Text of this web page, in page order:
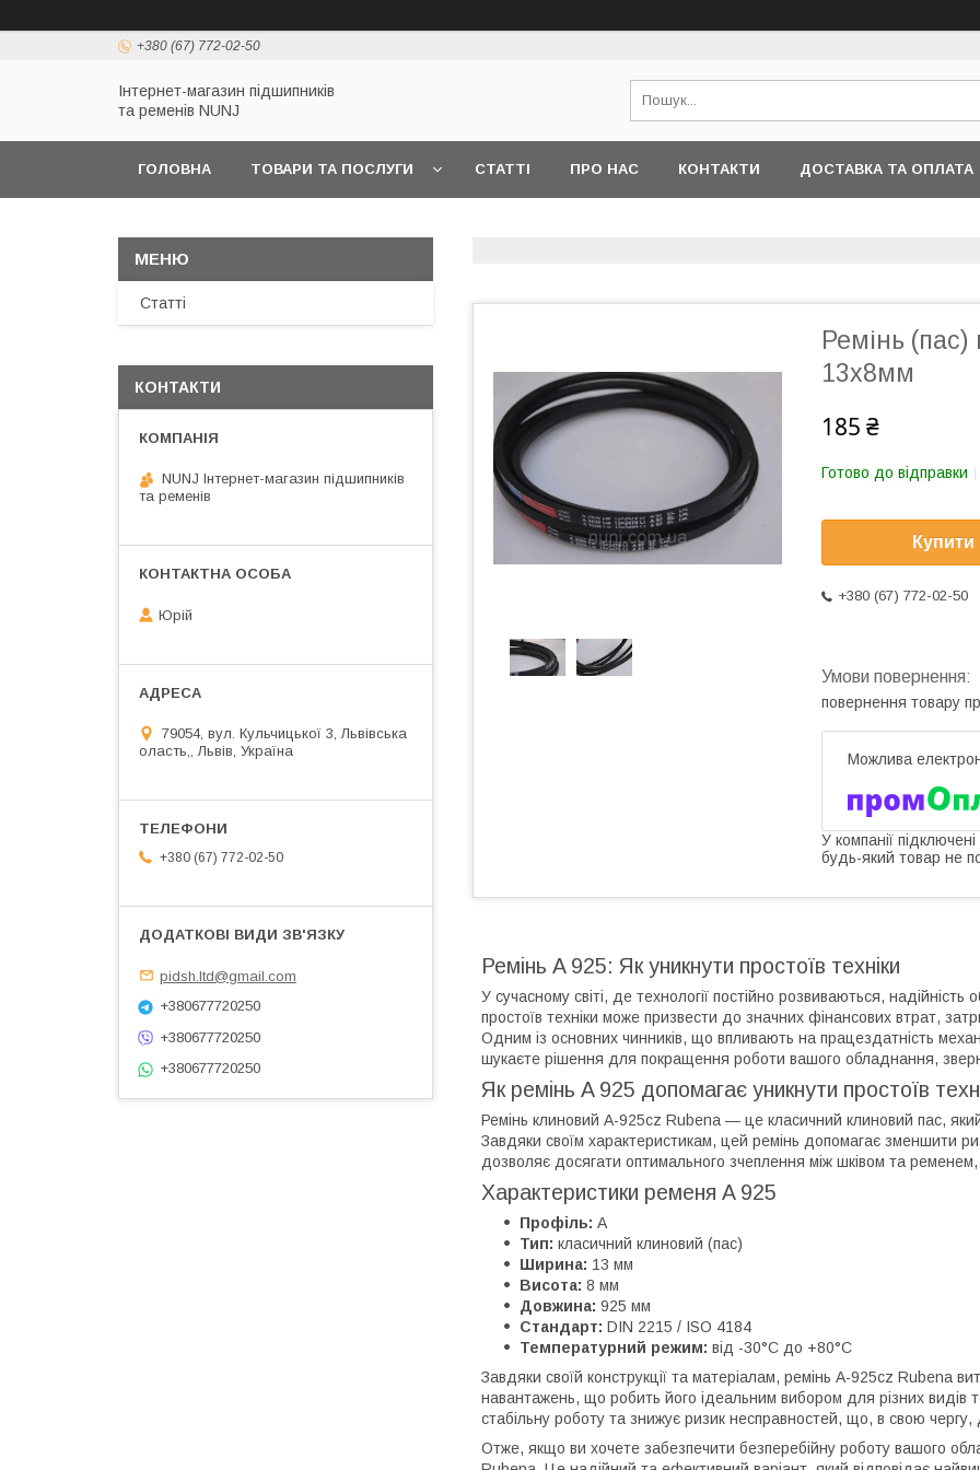
+380 (67) 772-02-50
Інтернет-магазин підшипників
та ременів NUNJ
ГОЛОВНА ТОВАРИ ТА ПОСЛУГИ СТАТТІ ПРО НАС КОНТАКТИ ДОСТАВКА ТА ОПЛАТА
Ремінь
13х8мм
185 ₴
Готово до відправки
Купити
+380 (67) 772-02-50
повернення товару
У компанії
будь-який товар не
Ремінь A 925: Як уникнути простоїв техніки
У сучасному світі, де технології постійно розвиваються,
простоїв техніки може призвести до значних фінансових втрат,
Одним із основних чинників, що впливають на працездатність
шукаєте рішення для покращення роботи вашого обладнання,
Як ремінь A 925 допомагає уникнути простоїв
Ремінь клиновий A-925cz Rubena — це класичний клиновий пас, який
Завдяки своїм характеристикам, цей ремінь допомагає зменшити
дозволяє досягати оптимального зчеплення між шківом та
Характеристики ременя A 925
Профіль: A
Тип: класичний клиновий (пас)
Ширина: 13 мм
Висота: 8 мм
Довжина: 925 мм
Стандарт: DIN 2215 / ISO 4184
Температурний режим: від -30°C до +80°C
Завдяки своїй конструкції та матеріалам, ремінь A-925cz Rubena
навантажень, що робить його ідеальним вибором для різних видів
стабільну роботу та знижує ризик несправностей, що, в свою чергу,
Отже, якщо ви хочете забезпечити безперебійну роботу вашого
Статті
КОНТАКТИ
NUNJ Інтернет-магазин підшипників
та ременів
Юрій
79054, вул. Кульчицької 3, Львівська
оласть,, Львів, Україна
+380 (67) 772-02-50
pidsh.ltd@gmail.com
+380677720250
+380677720250
+380677720250